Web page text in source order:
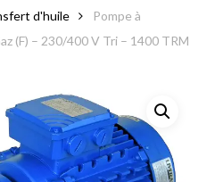
d'huile
Pompe à
(F) – 230/400 V Tri – 1400 TRM